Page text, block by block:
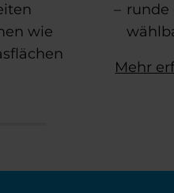
wie
runde
Mehr